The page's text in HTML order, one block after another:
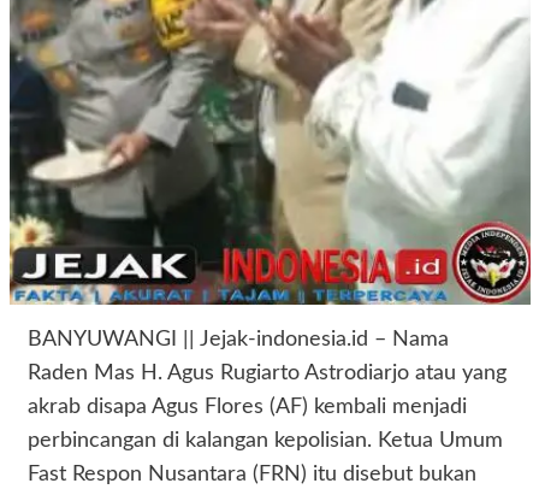
BANYUWANGI || Jejak-indonesia.id – Nama
Raden Mas H. Agus Rugiarto Astrodiarjo atau yang
akrab disapa Agus Flores (AF) kembali menjadi
perbincangan di kalangan kepolisian. Ketua Umum
Fast Respon Nusantara (FRN) itu disebut bukan